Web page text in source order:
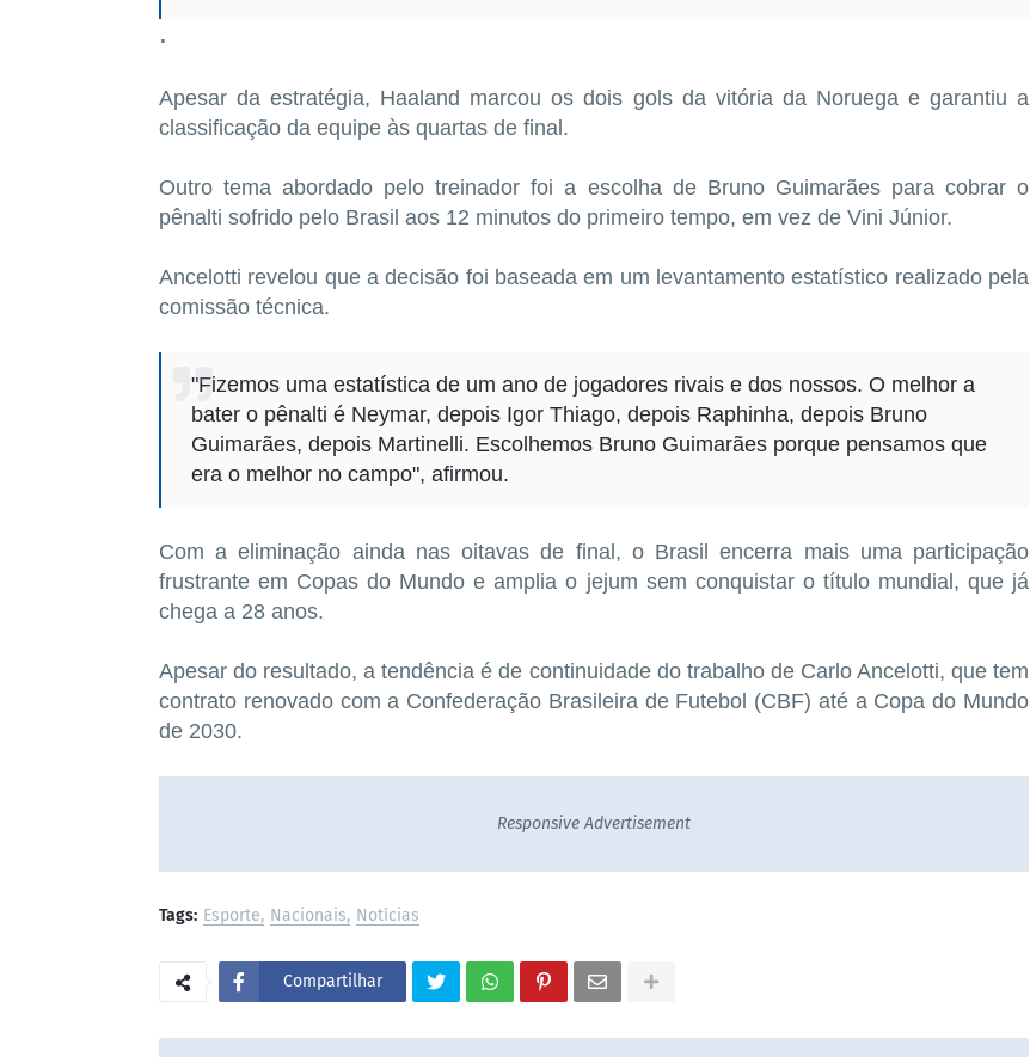
.
Apesar da estratégia, Haaland marcou os dois gols da vitória da Noruega e garantiu a
classificação da equipe às quartas de final.
Outro tema abordado pelo treinador foi a escolha de Bruno Guimarães para cobrar o
pênalti sofrido pelo Brasil aos 12 minutos do primeiro tempo, em vez de Vini Júnior.
Ancelotti revelou que a decisão foi baseada em um levantamento estatístico realizado pela
comissão técnica.
"Fizemos uma estatística de um ano de jogadores rivais e dos nossos. O melhor a
bater o pênalti é Neymar, depois Igor Thiago, depois Raphinha, depois Bruno
Guimarães, depois Martinelli. Escolhemos Bruno Guimarães porque pensamos que
era o melhor no campo", afirmou.
Com a eliminação ainda nas oitavas de final, o Brasil encerra mais uma participação
frustrante em Copas do Mundo e amplia o jejum sem conquistar o título mundial, que já
chega a 28 anos.
Apesar do resultado, a tendência é de continuidade do trabalho de Carlo Ancelotti, que tem
contrato renovado com a Confederação Brasileira de Futebol (CBF) até a Copa do Mundo
de 2030.
Responsive Advertisement
Tags: Esporte Nacionais Notícias
Compartilhar